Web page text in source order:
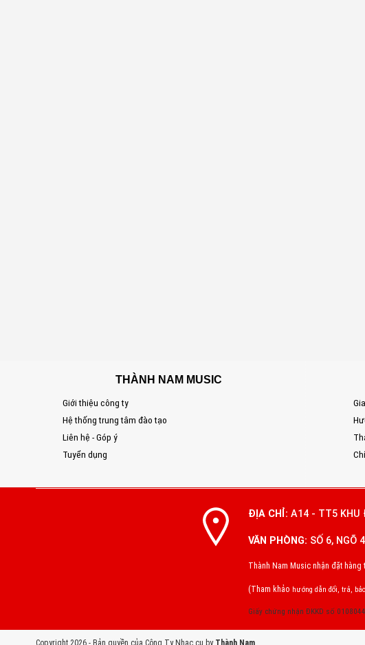
THÀNH NAM MUSIC
Giới thiệu công ty
Hệ thống trung tâm đào tạo
Liên hệ - Góp ý
Tuyển dụng
Giao
Hướng
Thanh
Chính
ĐỊA CHỈ:A14 - TT5 KHU
VĂN PHÒNG: SỐ 6, NGÕ
Thành Nam Music nhận đặt
(Tham khảo hướng dẫn đổi, trả,
Giấy chứng nhận ĐKKD số
Copyright 2026 - Bản quyền của Công Ty Nhạc cụ by Thành Nam